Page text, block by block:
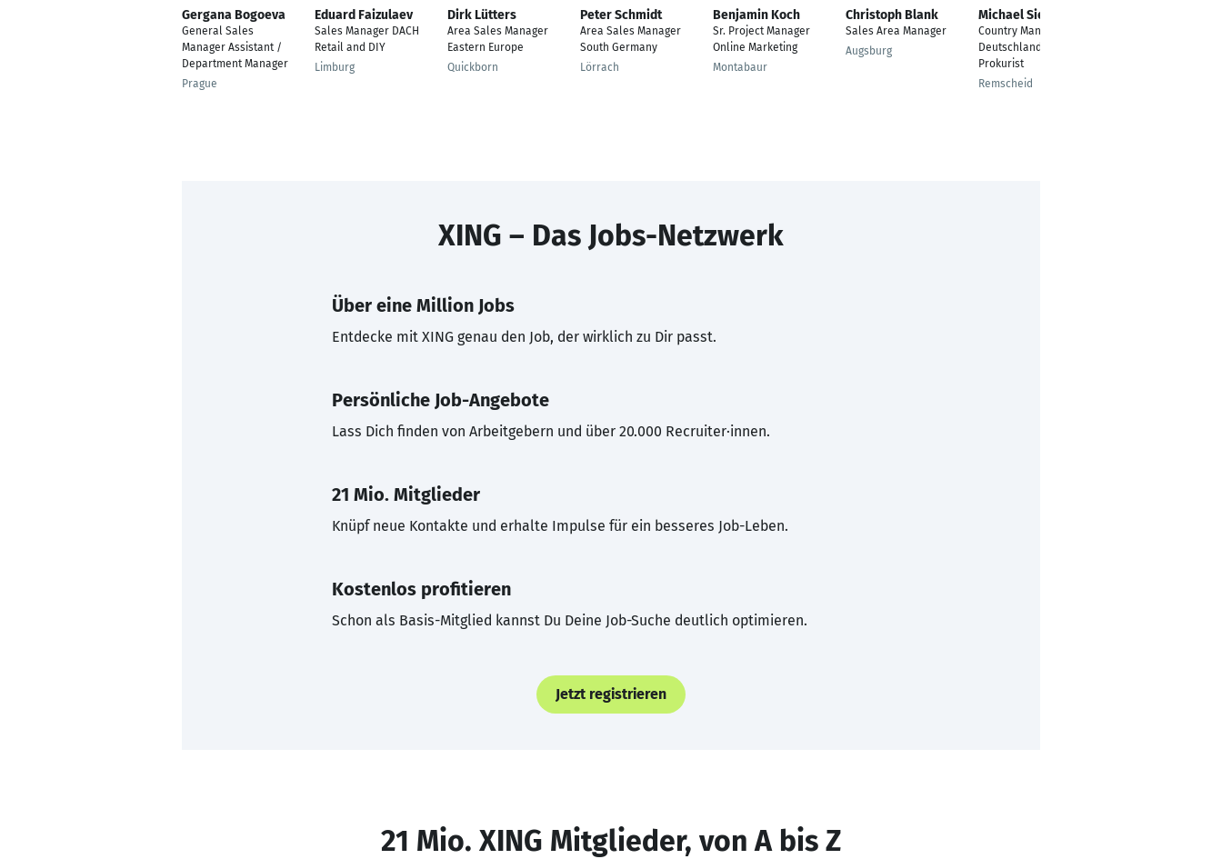
Gergana Bogoeva
General Sales
Manager Assistant /
Department Manager
Prague
Eduard Faizulaev
Sales Manager DACH
Retail and DIY
Limburg
Dirk Lütters
Area Sales Manager
Eastern Europe
Quickborn
Peter Schmidt
Area Sales Manager
South Germany
Lörrach
Benjamin Koch
Sr. Project Manager
Online Marketing
Montabaur
Christoph Blank
Sales Area Manager
Augsburg
Michael Sierant
Country Manager
Deutschland,
Prokurist
Remscheid
XING – Das Jobs-Netzwerk
Über eine Million Jobs
Entdecke mit XING genau den Job, der wirklich zu Dir passt.
Persönliche Job-Angebote
Lass Dich finden von Arbeitgebern und über 20.000 Recruiter·innen.
21 Mio. Mitglieder
Knüpf neue Kontakte und erhalte Impulse für ein besseres Job-Leben.
Kostenlos profitieren
Schon als Basis-Mitglied kannst Du Deine Job-Suche deutlich optimieren.
Jetzt registrieren
21 Mio. XING Mitglieder, von A bis Z